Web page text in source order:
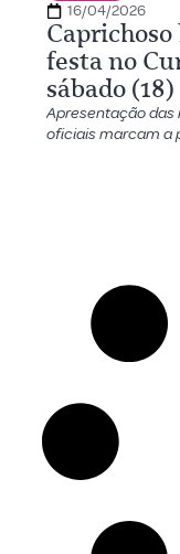
16/04/2026
festa no
sábado (18)
Apresentação das
oficiais marcam a